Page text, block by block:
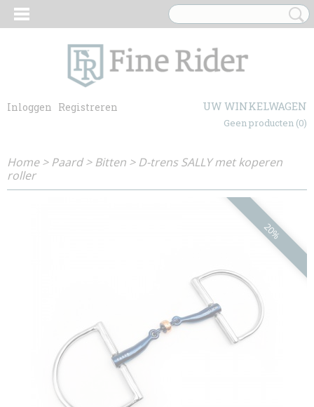
Inloggen Registreren UW WINKELWAGEN
Geen producten (0)
Home>Paard>Bitten >D-trens SALLY met koperen
roller
20%